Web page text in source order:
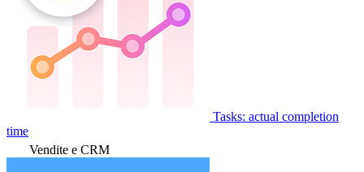
Tasks: actual completion
time
Vendite e CRM